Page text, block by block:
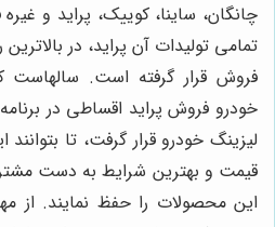
چانگان، ساینا، کوییک، پراید و
تمامی تولیدات آن پراید، در
فروش قرار گرفته است. سالهاست
خودرو فروش پراید اقساطی در
لیزینگ خودرو قرار گرفت، تا
قیمت و بهترین شرایط به دست
این محصولات را حفظ نمایند. از